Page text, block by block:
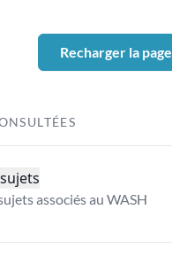
Recharger la page
associés au WASH